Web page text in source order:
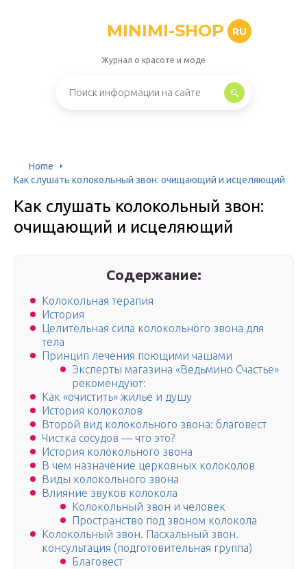
MINIMI-SHOP RU
Журнал о красоте и моде
Home
Как слушать колокольный звон: очищающий и исцеляющий
Как слушать колокольный звон:
очищающий и исцеляющий
Содержание:
Колокольная терапия
История
Целительная сила колокольного звона для
тела
Принцип лечения поющими чашами
Эксперты магазина «Ведьмино Счастье»
рекомендуют:
Как «очистить» жилье и душу
История колоколов
Второй вид колокольного звона: благовест
Чистка сосудов — что это?
История колокольного звона
В чем назначение церковных колоколов
Виды колокольного звона
Влияние звуков колокола
Колокольный звон и человек
Пространство под звоном колокола
Колокольный звон. Пасхальный звон.
консультация (подготовительная группа)
Благовест